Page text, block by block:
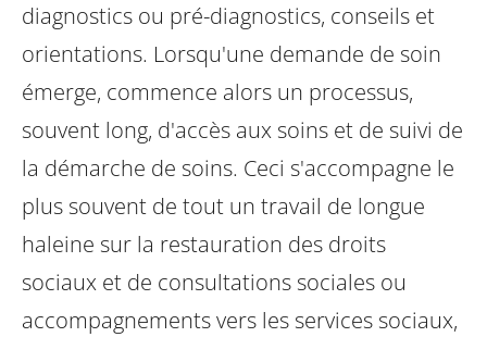
diagnostics ou pré-diagnostics, conseils et
orientations. Lorsqu'une demande de soin
émerge, commence alors un processus,
souvent long, d'accès aux soins et de suivi de
la démarche de soins. Ceci s'accompagne le
plus souvent de tout un travail de longue
haleine sur la restauration des droits
sociaux et de consultations sociales ou
accompagnements vers les services sociaux,